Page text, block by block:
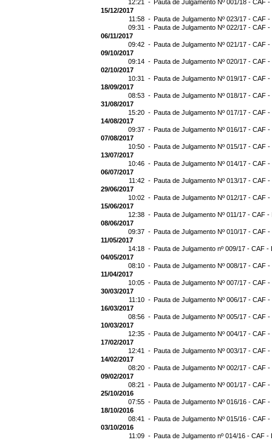
12:21 - Pauta de Julgamento Nº 001/18 - CAF
15/12/2017
11:58 - Pauta de Julgamento Nº 023/17 - CAF
09:31 - Pauta de Julgamento Nº 022/17 - CAF
06/11/2017
09:42 - Pauta de Julgamento Nº 021/17 - CAF -
09/10/2017
09:14 - Pauta de Julgamento Nº 020/17 - CAF -
02/10/2017
10:31 - Pauta de Julgamento Nº 019/17 - CAF
18/09/2017
08:53 - Pauta de Julgamento Nº 018/17 - CAF
31/08/2017
15:20 - Pauta de Julgamento Nº 017/17 - CAF
14/08/2017
09:37 - Pauta de Julgamento Nº 016/17 - CAF
07/08/2017
10:50 - Pauta de Julgamento Nº 015/17 - CAF
13/07/2017
10:46 - Pauta de Julgamento Nº 014/17 - CAF
06/07/2017
11:42 - Pauta de Julgamento Nº 013/17 - CAF -
29/06/2017
10:02 - Pauta de Julgamento Nº 012/17 - CAF
15/06/2017
12:38 - Pauta de Julgamento Nº 011/17 - CAF -
08/06/2017
09:37 - Pauta de Julgamento Nº 010/17 - CAF
11/05/2017
14:18 - Pauta de Julgamento nº 009/17 - CAF -
04/05/2017
08:10 - Pauta de Julgamento Nº 008/17 - CAF
11/04/2017
10:05 - Pauta de Julgamento Nº 007/17 - CAF
30/03/2017
11:10 - Pauta de Julgamento Nº 006/17 - CAF
16/03/2017
08:56 - Pauta de Julgamento Nº 005/17 - CAF
10/03/2017
12:35 - Pauta de Julgamento Nº 004/17 - CAF
17/02/2017
12:41 - Pauta de Julgamento Nº 003/17 - CAF
14/02/2017
08:20 - Pauta de Julgamento Nº 002/17 - CAF
09/02/2017
08:21 - Pauta de Julgamento Nº 001/17 - CAF
25/10/2016
07:55 - Pauta de Julgamento Nº 016/16 - CAF
18/10/2016
08:41 - Pauta de Julgamento Nº 015/16 - CAF
03/10/2016
11:09 - Pauta de Julgamento nº 014/16 - CAF -